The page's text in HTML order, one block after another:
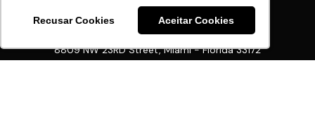
Recusar Cookies Aceitar Cookies
Shanghai
Serpa USA
info@serpausa.com
8809 NW 23RD Street, Miami - Florida 33172